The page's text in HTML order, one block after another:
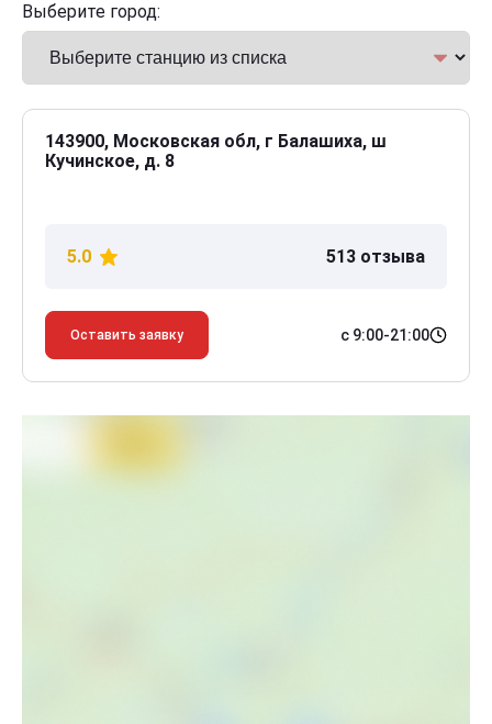
Выберите город:
143900, Московская обл, г Балашиха, ш
Кучинское, д. 8
5.0 513 отзыва
Оставить заявку с 9:00-21:00